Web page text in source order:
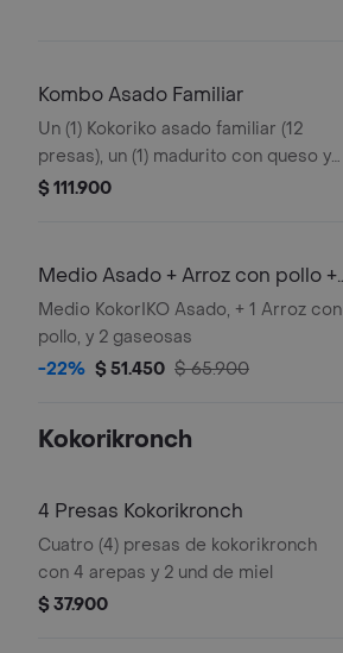
Kombo Asado Familiar
Un (1) Kokoriko asado familiar (12
presas), un (1) madurito con queso y
bocadillo, dos (2) porciones de papa
$ 111.900
Medio Asado + Arroz con pollo +
2 gas
Medio KokorIKO Asado, + 1 Arroz con
pollo, y 2 gaseosas
-22% $ 51.450 $ 65.900
Kokorikronch
4 Presas Kokorikronch
Cuatro (4) presas de kokorikronch
con 4 arepas y 2 und de miel
$ 37.900